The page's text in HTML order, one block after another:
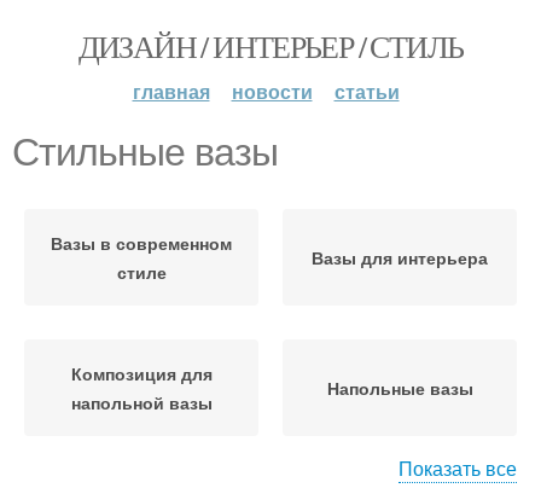
ДИЗАЙН / ИНТЕРЬЕР / СТИЛЬ
главная новости статьи
Стильные вазы
Вазы в современном
стиле
Вазы для интерьера
Композиция для
напольной вазы
Напольные вазы
Показать все